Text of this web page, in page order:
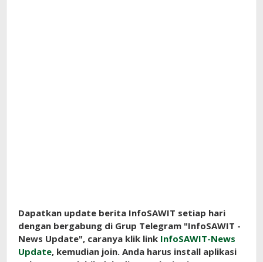
Dapatkan update berita InfoSAWIT setiap hari
dengan bergabung di Grup Telegram "InfoSAWIT -
News Update", caranya klik link InfoSAWIT-News
Update, kemudian join. Anda harus install aplikasi